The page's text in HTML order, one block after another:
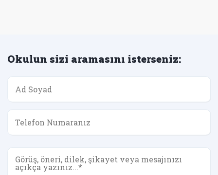
Okulun sizi aramasını isterseniz: